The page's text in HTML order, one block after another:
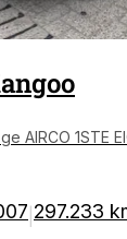
AIRCO 1STE
297.233